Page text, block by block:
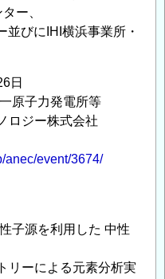
ー、
びにIHI横浜事業所・
日
原子力発電所等
ロジー株式会社
anec/event/3674/
子源を利用した 中性
リーによる元素分析実